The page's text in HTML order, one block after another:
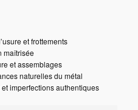
et frottements
maîtrisée
et assemblages
naturelles du métal
imperfections authentiques